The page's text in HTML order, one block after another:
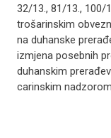
32/13., 81/13., 100/
trošarinskim
na duhanske
izmjena posebnih
duhanskim
carinskim